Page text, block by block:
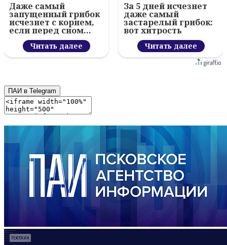
Даже самый
запущенный грибок
исчезнет с корнем,
если перед сном…
Читать далее
За 5 дней исчезнет
даже самый
застарелый грибок:
вот хитрость
Читать далее
ПАИ в Telegram